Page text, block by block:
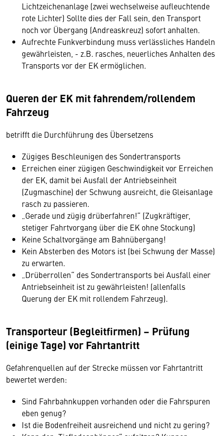
Lichtzeichenanlage (zwei wechselweise aufleuchtende
rote Lichter) Sollte dies der Fall sein, den Transport
noch vor Übergang (Andreaskreuz) sofort anhalten.
Aufrechte Funkverbindung muss verlässliches Handeln
gewährleisten, - z.B. rasches, neuerliches Anhalten des
Transports vor der EK ermöglichen.
Queren der EK mit fahrendem/rollendem
Fahrzeug
betrifft die Durchführung des Übersetzens
Zügiges Beschleunigen des Sondertransports
Erreichen einer zügigen Geschwindigkeit vor Erreichen
der EK, damit bei Ausfall der Antriebseinheit
(Zugmaschine) der Schwung ausreicht, die Gleisanlage
rasch zu passieren.
„Gerade und zügig drüberfahren!“ (Zugkräftiger,
stetiger Fahrtvorgang über die EK ohne Stockung)
Keine Schaltvorgänge am Bahnübergang!
Kein Absterben des Motors ist (bei Schwung der Masse)
zu erwarten.
„Drüberrollen“ des Sondertransports bei Ausfall einer
Antriebseinheit ist zu gewährleisten! (allenfalls
Querung der EK mit rollendem Fahrzeug).
Transporteur (Begleitfirmen) – Prüfung
(einige Tage) vor Fahrtantritt
Gefahrenquellen auf der Strecke müssen vor Fahrtantritt
bewertet werden:
Sind Fahrbahnkuppen vorhanden oder die Fahrspuren
eben genug?
Ist die Bodenfreiheit ausreichend und nicht zu gering?